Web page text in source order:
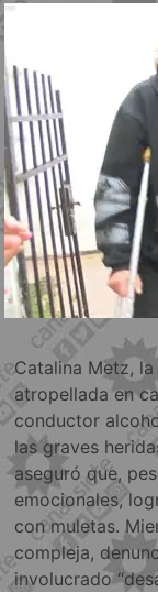
Catalina Metz,
atropellada en
conductor
las graves
aseguró que,
emocionales,
con muletas.
compleja,
involucrado